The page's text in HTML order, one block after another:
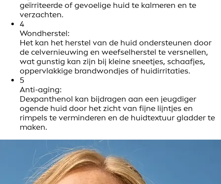
geïrriteerde of gevoelige huid te kalmeren en te
verzachten.
4
Wondherstel:
Het kan het herstel van de huid ondersteunen door
de celvernieuwing en weefselherstel te versnellen,
wat gunstig kan zijn bij kleine sneetjes, schaafjes,
oppervlakkige brandwondjes of huidirritaties.
5
Anti-aging:
Dexpanthenol kan bijdragen aan een jeugdiger
ogende huid door het zicht van fijne lijntjes en
rimpels te verminderen en de huidtextuur gladder te
maken.